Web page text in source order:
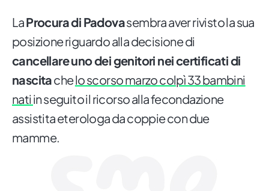
LaProcura di Padovasembra aver rivisto la sua
posizione riguardo alla decisione di
cancellare uno dei genitori nei certificati di
nascitachelo scorso marzo colpì 33 bambini
nati in seguito il ricorso alla fecondazione
assistita eterologa da coppie con due
mamme.